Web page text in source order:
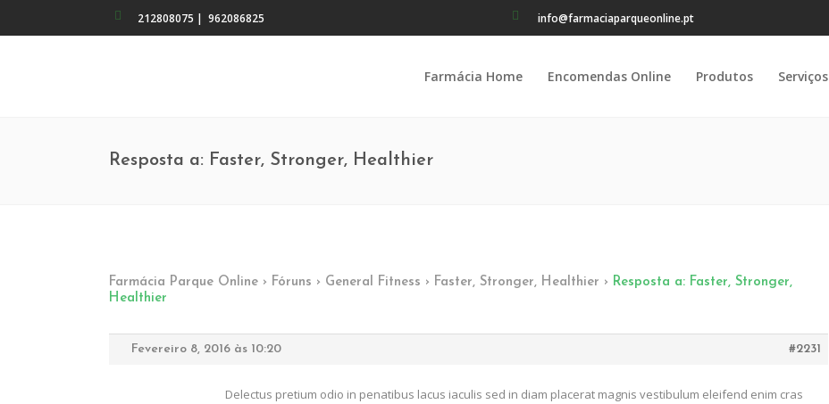
212808075 | 962086825 info@farmaciaparqueonline.pt
Farmácia Home Encomendas Online Produtos Serviços
Resposta a: Faster, Stronger, Healthier
Farmácia Parque Online › Fóruns › General Fitness › Faster, Stronger, Healthier › Resposta a: Faster, Stronger,
Healthier
Fevereiro 8, 2016 às 10:20 #2231
Delectus pretium odio in penatibus lacus iaculis sed in diam placerat magnis vestibulum eleifend enim cras